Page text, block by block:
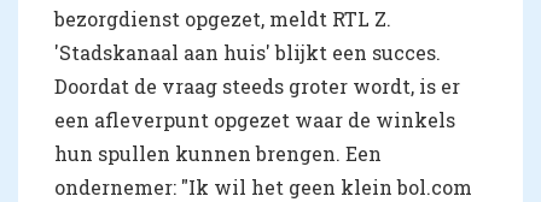
bezorgdienst opgezet, meldt RTL Z.
'Stadskanaal aan huis' blijkt een succes.
Doordat de vraag steeds groter wordt, is er
een afleverpunt opgezet waar de winkels
hun spullen kunnen brengen. Een
ondernemer: "Ik wil het geen klein bol.com